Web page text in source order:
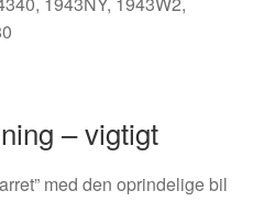
– vigtigt
med den oprindelige bil